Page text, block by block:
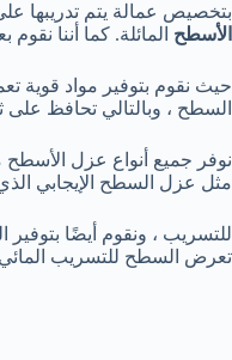
بتخصيص عمالة يتم تدريبها
الأسطح المائلة. كما أننا
حيث نقوم بتوفير مواد قوية
السطح ، وبالتالي تحافظ على
نوفر جميع أنواع عزل
مثل عزل السطح الإيجابي
للتسريب ، ونقوم أيضًا
تعرض السطح للتسريب